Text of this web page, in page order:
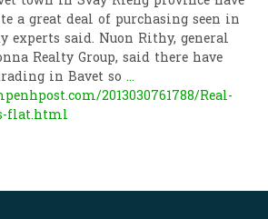
a great deal of purchasing seen in
experts said. Nuon Rithy, general
Realty Group, said there have
in Bavet so...
2013030761788/Real-
flat.html